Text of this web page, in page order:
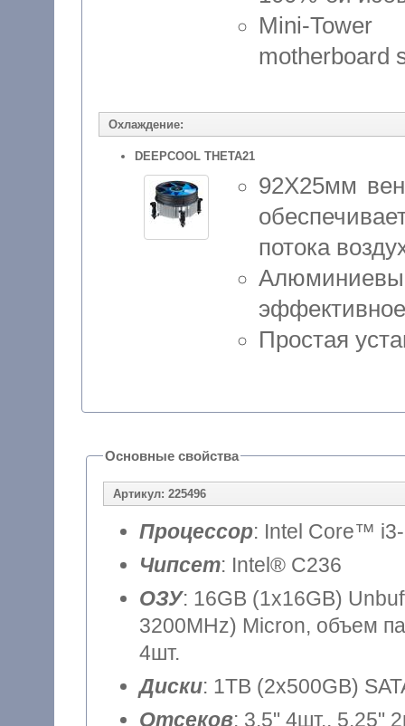
Mini-
motherboard
Охлаждение:
DEEPCOOL THETA21
92X25мм
потока
Простая
Основные свойства
Артикул: 225496
Процессор: Intel Core™
Чипсет: Intel® C236
ОЗУ: 16GB (1x16GB)
3200MHz) Micron, объем
4шт.
Диски: 1TB (2x500GB)
Отсеков: 3.5" 4шт., 5.25"